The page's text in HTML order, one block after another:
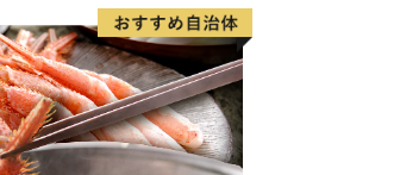
いただいておりま
ランティアで炊き出
年以上経った現在
大変ありがたく、大